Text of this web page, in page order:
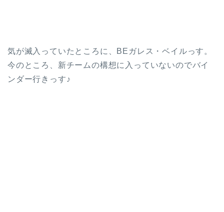
気が滅入っていたところに、BEガレス・ベイルっす。
今のところ、新チームの構想に入っていないのでバイ
ンダー行きっす♪